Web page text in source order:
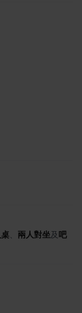
桌 兩人對坐及 吧